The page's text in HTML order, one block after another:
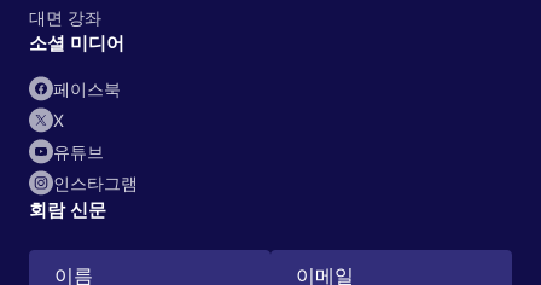
대면 강좌
소셜 미디어
페이스북
X
유튜브
인스타그램
회람 신문